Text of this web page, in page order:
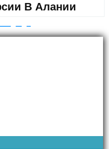
В Алании
DAY